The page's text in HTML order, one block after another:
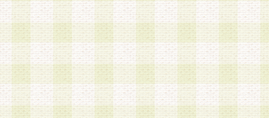
契約を締結しこれを遵守させるとともに、本規約
の注意をもって当該情報を使用させるものとし ま
a.本サービスに係る謝礼、景品、調査サンプル品
b.会員からの電話、メール等の問い合わせなどへ
c.モバイルリサーチ、またはグループ形式による
実施もしくは運営
d.その他これらに付随する業務